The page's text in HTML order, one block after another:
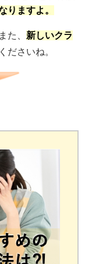
りますよ。
た、 新しいクラ
ださいね。